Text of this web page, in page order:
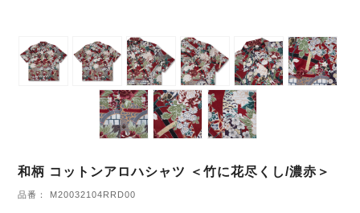
和柄 コットンアロハシャツ ＜竹に花尽くし/濃赤＞
品番： M20032104RRD00